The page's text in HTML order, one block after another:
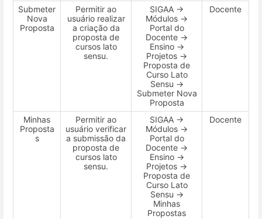
Submeter
Nova
Proposta
Permitir ao
usuário realizar
a criação da
proposta de
cursos lato
sensu.
SIGAA →
Módulos →
Portal do
Docente →
Ensino →
Projetos →
Proposta de
Curso Lato
Sensu →
Submeter Nova
Proposta
Docente
Minhas
Proposta
s
Permitir ao
usuário verificar
a submissão da
proposta de
cursos lato
sensu.
SIGAA →
Módulos →
Portal do
Docente →
Ensino →
Projetos →
Proposta de
Curso Lato
Sensu →
Minhas
Propostas
Docente